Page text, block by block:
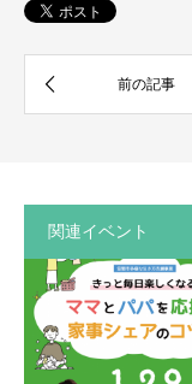
関連イベント